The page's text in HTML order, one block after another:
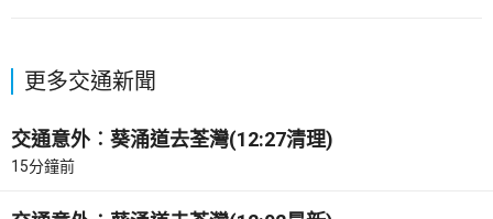
更多交通新聞
交通意外︰葵涌道去荃灣(12:27清理)
15分鐘前